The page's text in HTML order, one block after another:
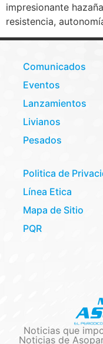
impresionante
resistencia,
Comunicados
Eventos
Lanzamientos
Livianos
Pesados
Politica de
Línea Etica
Mapa de Sitio
PQR
Noticias que
Noticias de